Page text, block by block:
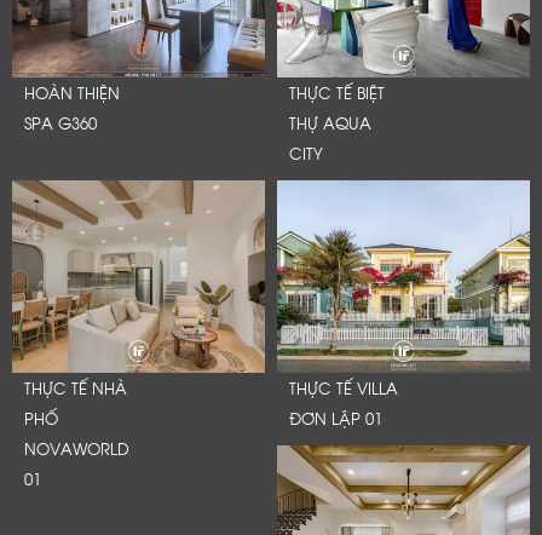
HOÀN THIỆN
SPA G360
THỰC TẾ BIỆT
THỰ AQUA
CITY
THỰC TẾ NHÀ
PHỐ
NOVAWORLD
01
THỰC TẾ VILLA
ĐƠN LẬP 01